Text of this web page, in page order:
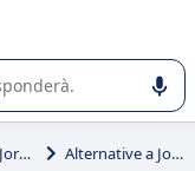
di un
Jorani Alternative a Jorani